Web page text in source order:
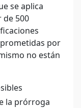
se aplica
de 500
por
no están
la prórroga